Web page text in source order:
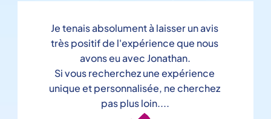
Je tenais absolument à laisser un avis
très positif de l'expérience que nous
avons eu avec Jonathan.
Si vous recherchez une expérience
unique et personnalisée, ne cherchez
pas plus loin....